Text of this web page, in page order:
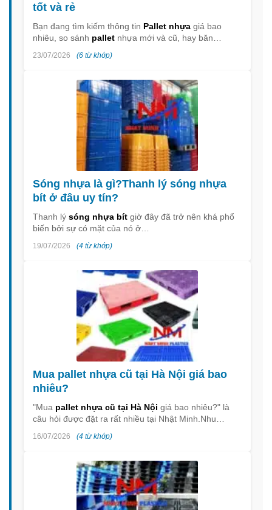
tốt và rẻ
Bạn đang tìm kiếm thông tin Pallet nhựa giá bao
nhiêu, so sánh pallet nhựa mới và cũ, hay băn…
23/07/2026 (6 từ khớp)
Sóng nhựa là gì?Thanh lý sóng nhựa
bít ở đâu uy tín?
Thanh lý sóng nhựa bít giờ đây đã trở nên khá phổ
biến bởi sự có mặt của nó ở…
19/07/2026 (4 từ khớp)
Mua pallet nhựa cũ tại Hà Nội giá bao
nhiêu?
"Mua pallet nhựa cũ tại Hà Nội giá bao nhiêu?" là
câu hỏi được đặt ra rất nhiều tại Nhật Minh.Nhu…
16/07/2026 (4 từ khớp)